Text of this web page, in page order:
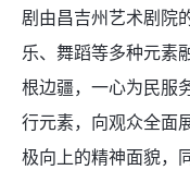
剧由昌吉州艺术剧院
乐、舞蹈等多种元素
根边疆，一心为民服
行元素，向观众全面
极向上的精神面貌，